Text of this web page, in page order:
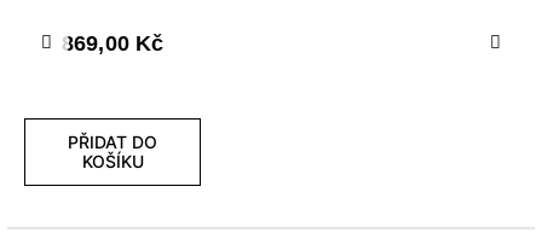
Předchozí Další
869,00 Kč
PŘIDAT DO
KOŠÍKU